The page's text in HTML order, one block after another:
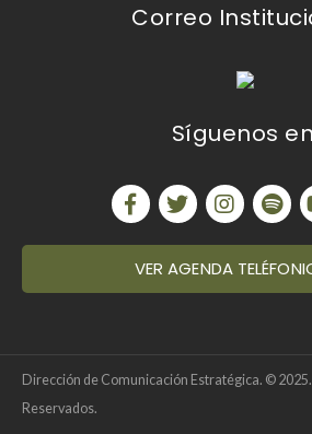
Correo
Síguenos
VER AGENDA
Dirección de Comunicación Estratégica. ©
Reservados.